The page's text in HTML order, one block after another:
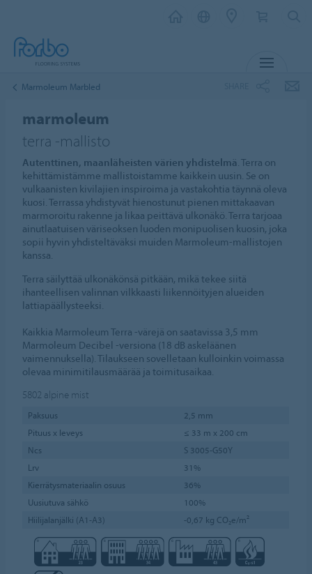
Marmoleum Marbled
marmoleum
terra -mallisto
Autenttinen, maanläheisten värien yhdistelmä. Terra on
kehittämistämme mallistoistamme kaikkein uusin. Se on
vulkaanisten kivilajien inspiroima ja vastakohtia täynnä oleva
kuosi. Terrassa yhdistyvät hienostunut pienen mittakaavan
marmoroitu rakenne ja likaa peittävä ulkonäkö. Terra tarjoaa
ainutlaatuisen väriseoksen luoden monipuolisen kuosin, joka
sopii hyvin yhdisteltäväksi muiden Marmoleum-mallistojen
kanssa.
Terra säilyttää ulkonäkönsä pitkään, mikä tekee siitä
ihanteellisen valinnan vilkkaasti liikennöityjen alueiden
lattiapäällysteeksi.
Kaikkia Marmoleum Terra -värejä on saatavissa 3,5 mm
Marmoleum Decibel -versiona (18 dB askeläänen
vaimennuksella). Tilaukseen sovelletaan kulloinkin voimassa
olevaa minimitilausmäärää ja toimitusaikaa.
5802 alpine mist
Paksuus
2,5 mm
Pituus x leveys
≤ 33 m x 200 cm
Ncs
S 3005-G50Y
Lrv
31%
Kierrätysmateriaalin osuus
36%
Uusiutuva sähkö
100%
Hiilijalanjälki (A1-A3)
-0,67 kg CO₂e/m²